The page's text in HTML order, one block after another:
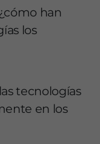
han
los
tecnologías
en los